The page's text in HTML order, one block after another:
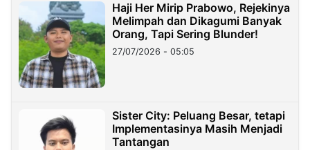
Haji Her Mirip Prabowo, Rejekinya
Melimpah dan Dikagumi Banyak
Orang, Tapi Sering Blunder!
27/07/2026 - 05:05
Sister City: Peluang Besar, tetapi
Implementasinya Masih Menjadi
Tantangan